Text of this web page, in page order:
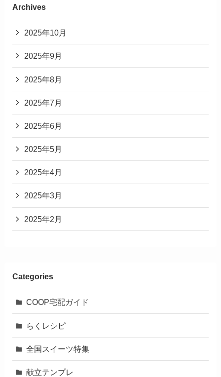
Archives
2025年10月
2025年9月
2025年8月
2025年7月
2025年6月
2025年5月
2025年4月
2025年3月
2025年2月
Categories
COOP宅配ガイド
らくレシピ
全国スイーツ特集
献立テンプレ